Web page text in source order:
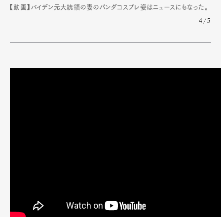
【動画】バイデン元大統領の妻のパンダコスプレ姿はニュースにもなった。
4/5